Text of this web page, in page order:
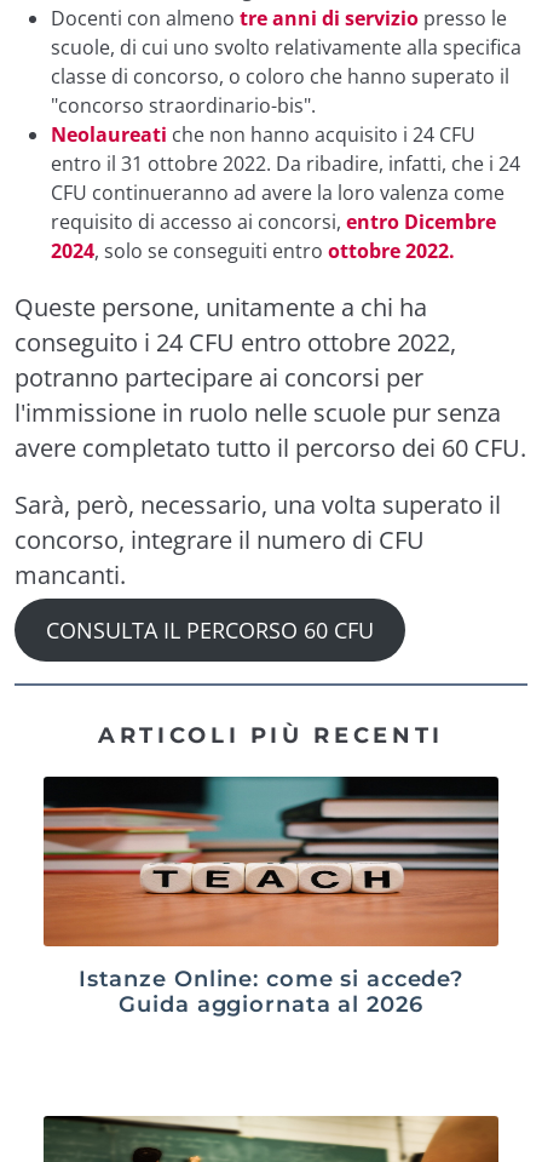
Docenti con almeno tre anni di servizio presso le
scuole, di cui uno svolto relativamente alla specifica
classe di concorso, o coloro che hanno superato il
"concorso straordinario-bis".
Neolaureati che non hanno acquisito i 24 CFU
entro il 31 ottobre 2022. Da ribadire, infatti, che i 24
CFU continueranno ad avere la loro valenza come
requisito di accesso ai concorsi, entro Dicembre
2024, solo se conseguiti entro ottobre 2022.
Queste persone, unitamente a chi ha
conseguito i 24 CFU entro ottobre 2022,
potranno partecipare ai concorsi per
l'immissione in ruolo nelle scuole pur senza
avere completato tutto il percorso dei 60 CFU.
Sarà, però, necessario, una volta superato il
concorso, integrare il numero di CFU
mancanti.
CONSULTA IL PERCORSO 60 CFU
ARTICOLI PIÙ RECENTI
Istanze Online: come si accede?
Guida aggiornata al 2026